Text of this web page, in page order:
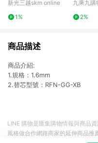
新光三越skm online
1%
九乘九購
2%
商品描述
商品介紹:
1.規格：1.6mm
2.替芯型號：RFN-GG-XB
LINE 購物是匯集購物情報與商品
風格做合作網路商家的延伸商品推